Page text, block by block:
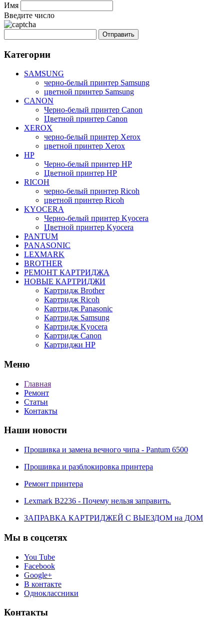
Имя
Введите число
Категории
SAMSUNG
черно-белый принтер Samsung
цветной принтер Samsung
CANON
Черно-белый принтер Canon
Цветной принтер Canon
XEROX
черно-белый принтер Xerox
цветной принтер Xerox
HP
Черно-белый принтер HP
Цветной принтер HP
RICOH
черно-белый принтер Ricoh
цветной принтер Ricoh
KYOCERA
Черно-белый принтер Kyocera
Цветной принтер Kyocera
PANTUM
PANASONIC
LEXMARK
BROTHER
РЕМОНТ КАРТРИДЖА
НОВЫЕ КАРТРИДЖИ
Картридж Brother
Картридж Ricoh
Картридж Panasonic
Картридж Samsung
Картридж Kyocera
Картридж Canon
Картриджи HP
Меню
Главная
Ремонт
Статьи
Контакты
Наши новости
Прошивка и замена вечного чипа - Pantum 6500
Прошивка и разблокировка принтера
Ремонт принтера
Lexmark B2236 - Почему нельзя заправить.
ЗАПРАВКА КАРТРИДЖЕЙ С ВЫЕЗДОМ на ДОМ
Мы в соцсетях
You Tube
Facebook
Google+
В контакте
Одноклассники
Контакты